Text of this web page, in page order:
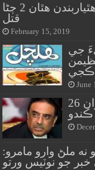
ڪراچي ۾ دهشتگردي،اڻسڃاتل هٿياربندن هٿان 2 ڄڻا
قتل
February 15, 2019
جي
ڪجي
June
جي آءِ ٽي رپورٽ: آصف زرداري پاران 26
ڪندو
ملڻ وارو مامرو:
جو نوٽيس ورتو